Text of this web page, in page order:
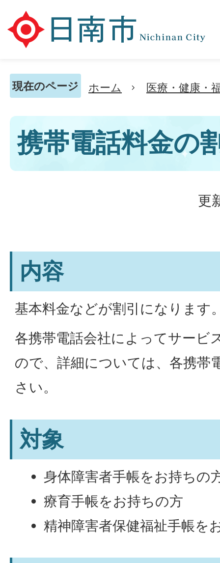
現在のページ ホーム 医療・健康・
携帯電話料金の
更
内容
基本料金などが割引になります
各携帯電話会社によってサービ
ので、詳細については、各携帯
さい。
対象
身体障害者手帳をお持ちの
療育手帳をお持ちの方
精神障害者保健福祉手帳を